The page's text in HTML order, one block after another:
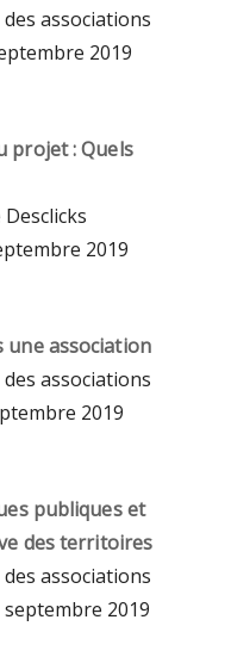
associations
2019
projet : Quels
2019
une association
associations
2019
publiques et
des territoires
associations
2019